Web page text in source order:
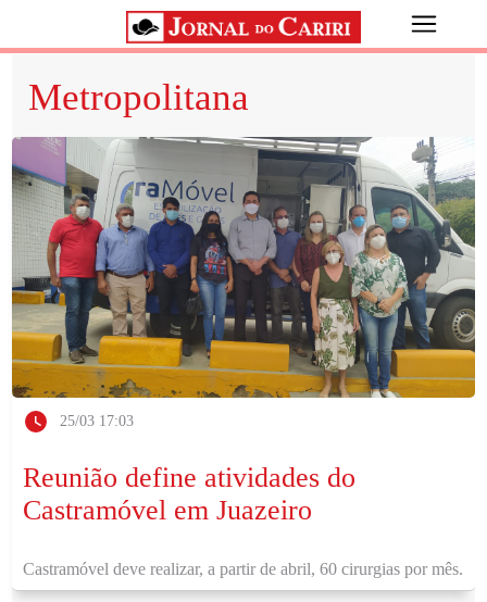
Metropolitana
25/03 17:03
Reunião define atividades do
Castramóvel em Juazeiro
Castramóvel deve realizar, a partir de abril, 60 cirurgias por mês.